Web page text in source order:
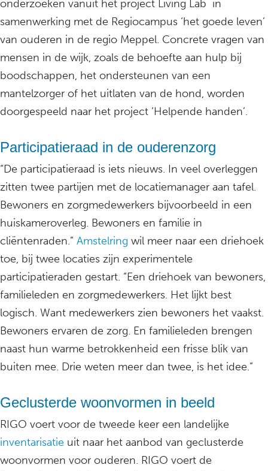
onderzoeken vanuit het project Living Lab in
samenwerking met de Regiocampus ‘het goede leven’
van ouderen in de regio Meppel. Concrete vragen van
mensen in de wijk, zoals de behoefte aan hulp bij
boodschappen, het ondersteunen van een
mantelzorger of het uitlaten van de hond, worden
doorgespeeld naar het project ‘Helpende handen’.
Participatieraad in de ouderenzorg
“De participatieraad is iets nieuws. In veel overleggen
zitten twee partijen met de locatiemanager aan tafel.
Bewoners en zorgmedewerkers bijvoorbeeld in een
huiskameroverleg. Bewoners en familie in
cliëntenraden.” Amstelring wil meer naar een driehoek
toe, bij twee locaties zijn experimentele
participatieraden gestart. “Een driehoek van bewoners,
familieleden en zorgmedewerkers. Het lijkt best
logisch. Want medewerkers zien bewoners het vaakst.
Bewoners ervaren de zorg. En familieleden brengen
naast hun warme betrokkenheid een frisse blik van
buiten mee. Drie weten meer dan twee, is het idee.”
Geclusterde woonvormen in beeld
RIGO voert voor de tweede keer een landelijke
inventarisatie uit naar het aanbod van geclusterde
woonvormen voor ouderen. RIGO voert de